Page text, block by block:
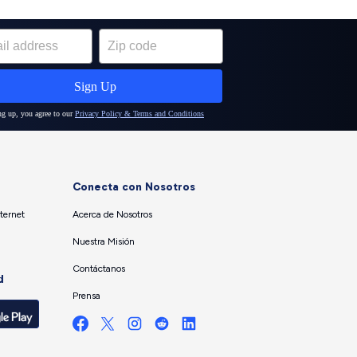
Conecta con Nosotros
Acerca de Nosotros
Nuestra Misión
Contáctanos
Prensa